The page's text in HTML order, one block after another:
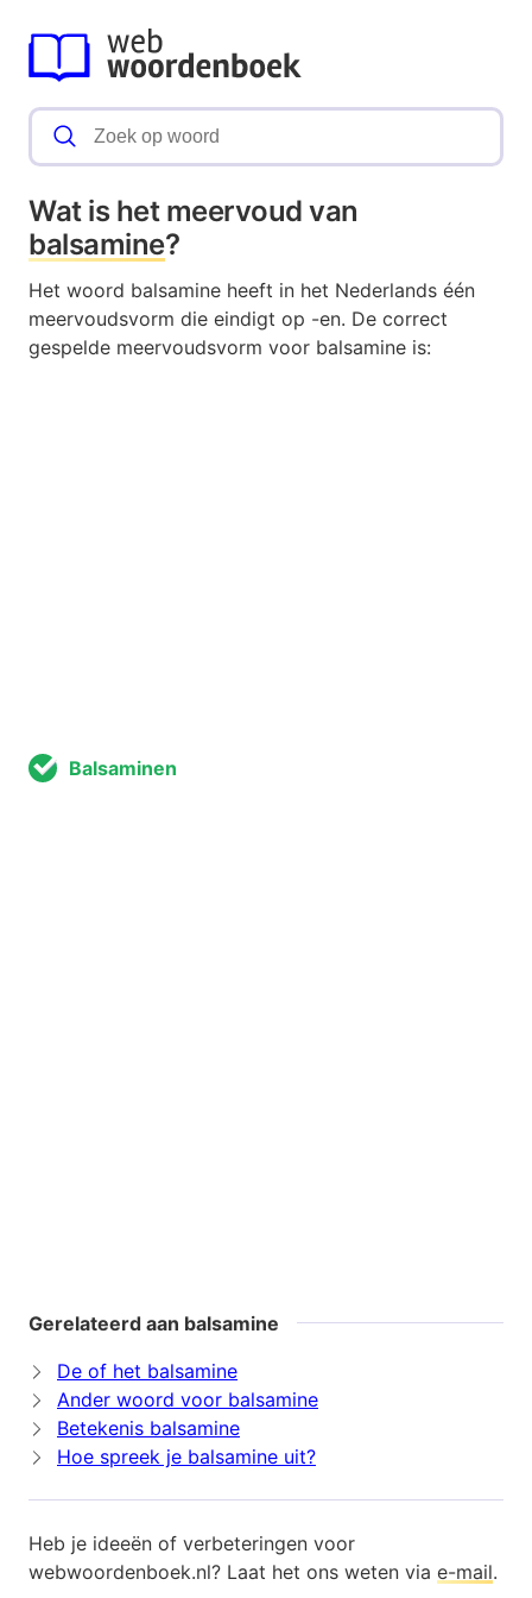
Wat is het meervoud van
balsamine?
Het woord balsamine heeft in het Nederlands één
meervoudsvorm die eindigt op -en. De correct
gespelde meervoudsvorm voor balsamine is:
Balsaminen
Gerelateerd aan balsamine
De of het balsamine
Ander woord voor balsamine
Betekenis balsamine
Hoe spreek je balsamine uit?
Heb je ideeën of verbeteringen voor
webwoordenboek.nl? Laat het ons weten via e-mail.